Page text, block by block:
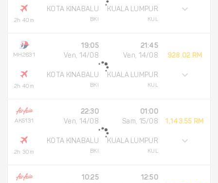
2h 40m
KOTA KINABALU
BKI
KUALA LUMPUR
KUL
MH2631
2h 40m
19:05
Ven, 14/08
KOTA KINABALU
BKI
21:45
Ven, 14/08
KUALA LUMPUR
KUL
928.02 RM
AK5131
2h 30m
22:30
Ven, 14/08
KOTA KINABALU
BKI
01:00
Sam, 15/08
KUALA LUMPUR
KUL
1,143.55 RM
10:25
12:50